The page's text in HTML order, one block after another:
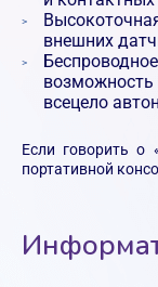
внешних
всецело
Если говорить о
портативной